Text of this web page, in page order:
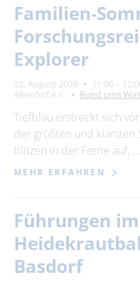
Familien-
Explorer
22. August 2026 11:00 –
Altenhof e.V.
Rund ums
Tiefblau erstreckt sich
der größten und klarsten
blitzen in der Ferne auf, …
MEHR ERFAHREN
Führungen im
Basdorf